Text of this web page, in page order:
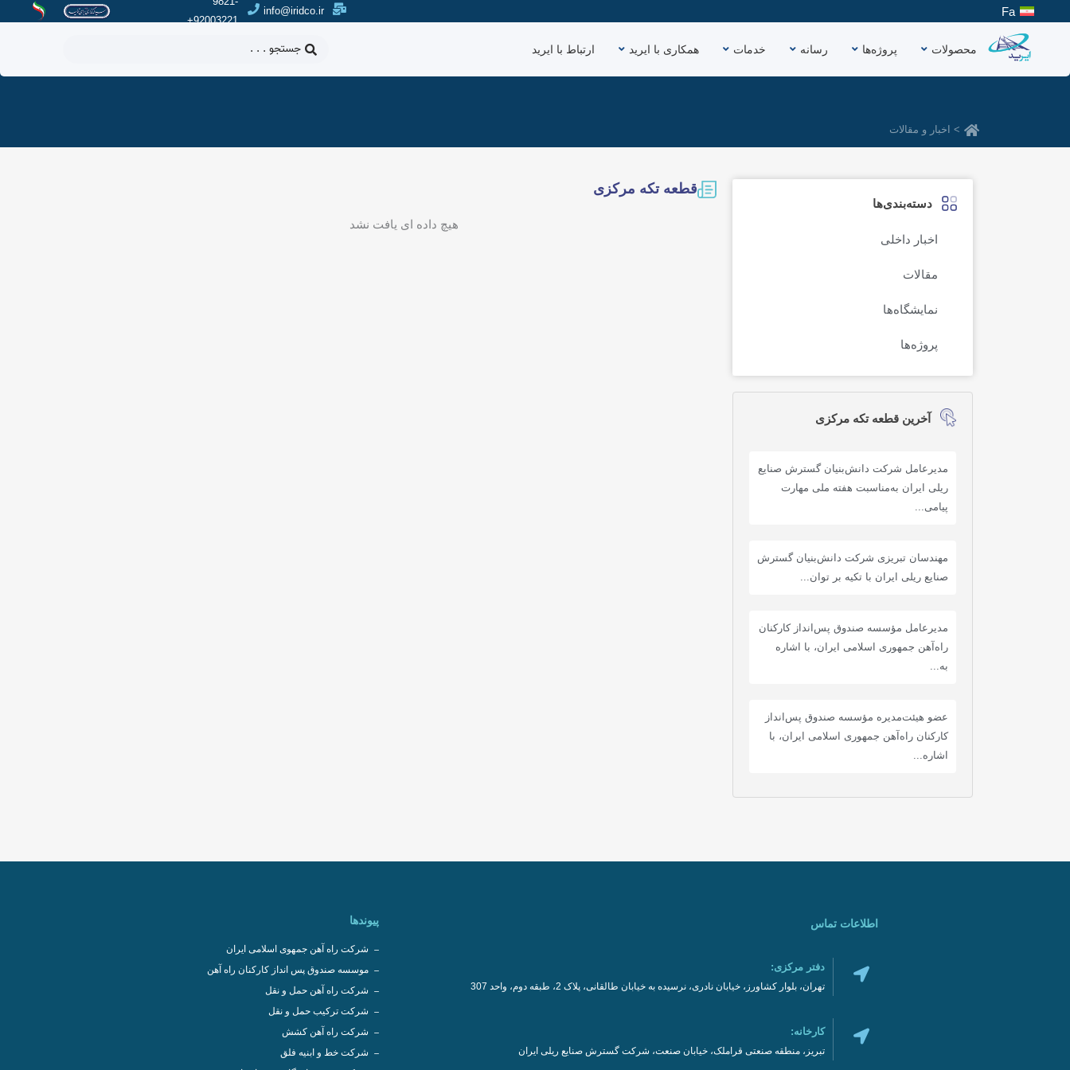
Fa
info@iridco.ir
92003221+
محصولات پروژه‌ها رسانه خدمات همکاری با ایرید ارتباط با ایرید
جستجو
> اخبار و مقالات
دسته‌بندی‌ها
اخبار داخلی
مقالات
نمایشگاه‌ها
پروژه‌ها
آخرین قطعه تکه مرکزی
مدیرعامل شرکت دانش‌بنیان گسترش صنایع
ریلی ایران به‌مناسبت هفته ملی مهارت
پیامی...
مهندسان تبریزی شرکت دانش‌بنیان گسترش
صنایع ریلی ایران با تکیه بر توان...
مدیرعامل مؤسسه صندوق پس‌انداز کارکنان
راه‌آهن جمهوری اسلامی ایران، با اشاره
به...
عضو هیئت‌مدیره مؤسسه صندوق پس‌انداز
کارکنان راه‌آهن جمهوری اسلامی ایران، با
اشاره...
قطعه تکه مرکزی
هیچ داده ای یافت نشد
اطلاعات تماس
دفتر مرکزی:
تهران، بلوار کشاورز، خیابان نادری، نرسیده به خیابان طالقانی، پلاک 2، طبقه دوم، واحد 307
کارخانه:
تبریز، منطقه صنعتی قراملک، خیابان صنعت، شرکت گسترش صنایع ریلی ایران
پیوندها
شرکت راه آهن جمهوی اسلامی ایران
موسسه صندوق پس انداز کارکنان راه آهن
شرکت راه آهن حمل و نقل
شرکت ترکیب حمل و نقل
شرکت راه آهن کشش
شرکت خط و ابنیه فلق